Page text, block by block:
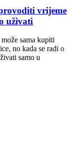
vrijeme
uživati
sama kupiti
no kada se radi o
samo u